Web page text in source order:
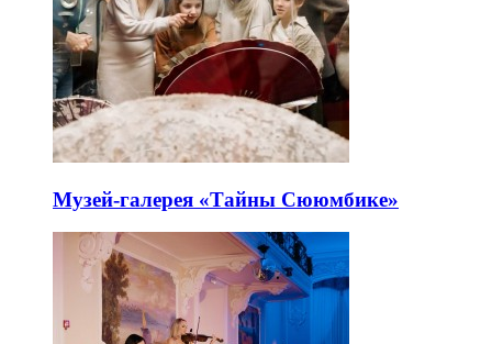
Музей-галерея «Тайны Сююмбике»